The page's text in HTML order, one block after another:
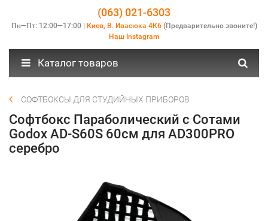
(063) 021-6303
Пн—Пт: 12:00—17:00 | Киев, В. Ивасюка 4К6(Предварительно звоните!)
Наш Instagram
Каталог товаров
СОФТБОКСЫ ДЛЯ СТУДИЙНЫХ ПРИБОРОВ
Софтбокс Параболический с Сотами
Godox AD-S60S 60см для AD300PRO
серебро